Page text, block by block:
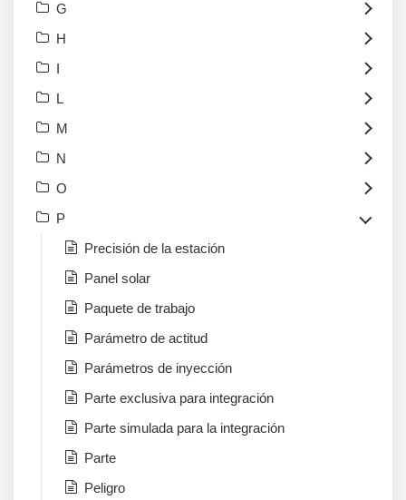
G
H
I
L
M
N
O
P
Precisión de la estación
Panel solar
Paquete de trabajo
Parámetro de actitud
Parámetros de inyección
Parte exclusiva para integración
Parte simulada para la integración
Parte
Peligro